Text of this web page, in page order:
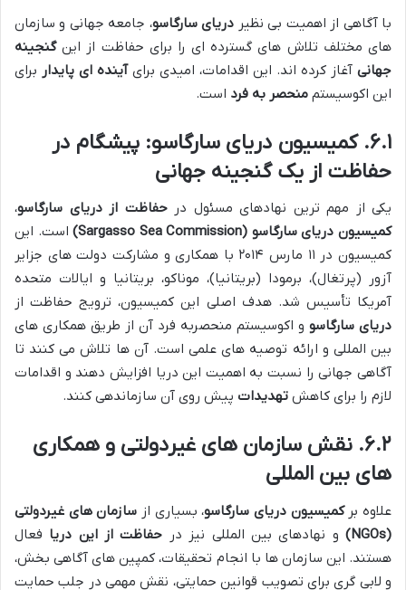
با آگاهی از اهمیت بی نظیر دریای سارگاسو، جامعه جهانی و سازمان
های مختلف تلاش های گسترده ای را برای حفاظت از اینگنجینه
جهانی آغاز کرده اند. این اقدامات، امیدی برایآینده ای پایدار برای
این اکوسیستم منحصر به فرد است.
۶.۱. کمیسیون دریای سارگاسو: پیشگام در
حفاظت از یک گنجینه جهانی
یکی از مهم ترین نهادهای مسئول درحفاظت از دریای سارگاسو،
کمیسیون دریای سارگاسو (Sargasso Sea Commission)
است. این
کمیسیون در ۱۱ مارس ۲۰۱۴ با همکاری و مشارکت دولت های جزایر
آزور (پرتغال)، برمودا (بریتانیا)، موناکو، بریتانیا و ایالات متحده
آمریکا تأسیس شد. هدف اصلی این کمیسیون، ترویج حفاظت از
دریای سارگاسو و اکوسیستم منحصربه فرد آن از طریق همکاری های
بین المللی و ارائه توصیه های علمی است. آن ها تلاش می کنند تا
آگاهی جهانی را نسبت به اهمیت این دریا افزایش دهند و اقدامات
لازم را برای کاهش تهدیدات پیش روی آن سازماندهی کنند.
۶.۲. نقش سازمان های غیردولتی و همکاری
های بین المللی
علاوه برکمیسیون دریای سارگاسو، بسیاری از سازمان های غیردولتی
(NGOs)
و نهادهای بین المللی نیز در حفاظت از این دریا فعال
هستند. این سازمان ها با انجام تحقیقات، کمپین های آگاهی بخش،
و لابی گری برای تصویب قوانین حمایتی، نقش مهمی در جلب حمایت